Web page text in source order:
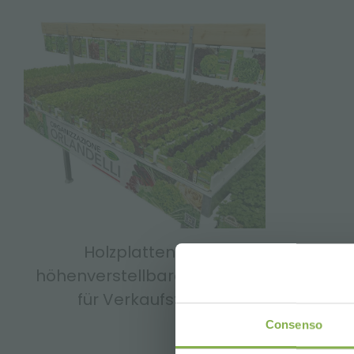
Consenso
Holzplatten mit
höhenverstellbaren Gestell
für Verkaufstisch